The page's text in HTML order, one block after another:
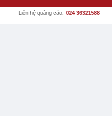
Liên hệ quảng cáo: 024 36321588